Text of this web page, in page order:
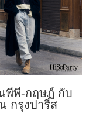
พีพี-กฤษฏ์ กับ
กรุงปารีส